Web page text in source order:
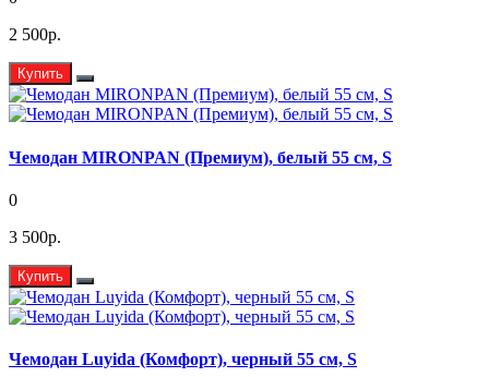
2 500р.
Купить
Чемодан MIRONPAN (Премиум), белый 55 см, S
0
3 500р.
Купить
Чемодан Luyida (Комфорт), черный 55 см, S